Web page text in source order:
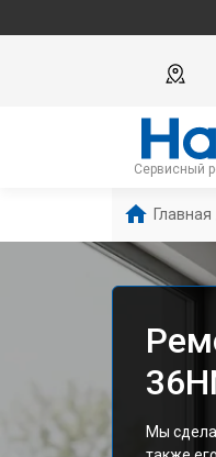
Сервисный
Главная
Мы